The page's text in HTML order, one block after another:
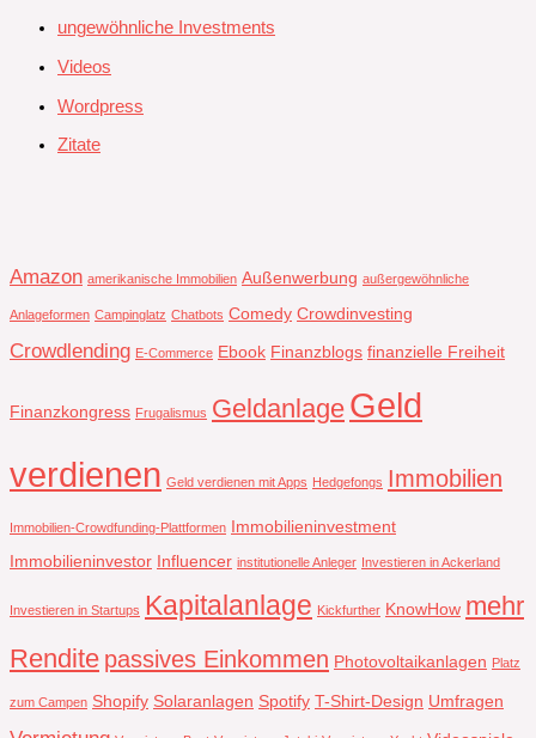
ungewöhnliche Investments
Videos
Wordpress
Zitate
Amazon amerikanische Immobilien Außenwerbung außergewöhnliche
Anlageformen Campinglatz Chatbots Comedy Crowdinvesting
Crowdlending E-Commerce Ebook Finanzblogs finanzielle Freiheit
Finanzkongress Frugalismus Geldanlage Geld
verdienen Geld verdienen mit Apps Hedgefongs Immobilien
Immobilien-Crowdfunding-Plattformen Immobilieninvestment
Immobilieninvestor Influencer institutionelle Anleger Investieren in Ackerland
Investieren in Startups Kapitalanlage Kickfurther KnowHow mehr
Rendite passives Einkommen Photovoltaikanlagen Platz
zum Campen Shopify Solaranlagen Spotify T-Shirt-Design Umfragen